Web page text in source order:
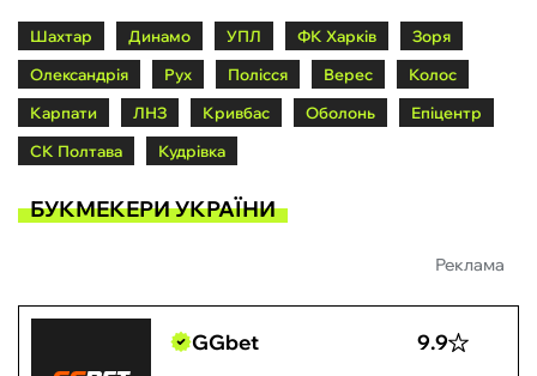
Шахтар Динамо УПЛ ФК Харків
Зоря
Олександрія
Рух Полісся Верес
Колос
Карпати
ЛНЗ Кривбас Оболонь
Епіцентр
СК Полтава
Кудрівка
БУКМЕКЕРИ УКРАЇНИ
Реклама
GGbet 9.9